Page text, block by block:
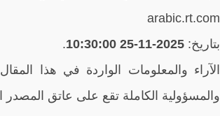
arabic.rt.com
بتاريخ: 2025-11-25 10:30:00
.
والمسؤولية الكاملة تقع على عاتق المصدر